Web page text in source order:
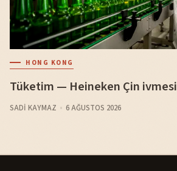
HONG KONG
Tüketim — Heineken Çin ivmesi
SADI KAYMAZ 6 AĞUSTOS 2026